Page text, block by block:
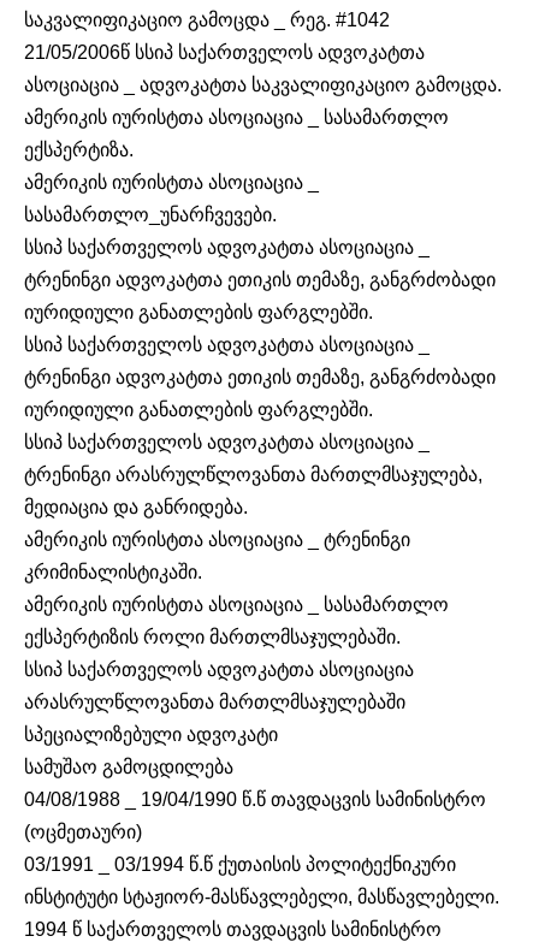
საკვალიფიკაციო გამოცდა _ რეგ. #1042
21/05/2006წ სსიპ საქართველოს ადვოკატთა
ასოციაცია _ ადვოკატთა საკვალიფიკაციო გამოცდა.
ამერიკის იურისტთა ასოციაცია _ სასამართლო
ექსპერტიზა.
ამერიკის იურისტთა ასოციაცია _
სასამართლო_უნარჩვევები.
სსიპ საქართველოს ადვოკატთა ასოციაცია _
ტრენინგი ადვოკატთა ეთიკის თემაზე, განგრძობადი
იურიდიული განათლების ფარგლებში.
სსიპ საქართველოს ადვოკატთა ასოციაცია _
ტრენინგი ადვოკატთა ეთიკის თემაზე, განგრძობადი
იურიდიული განათლების ფარგლებში.
სსიპ საქართველოს ადვოკატთა ასოციაცია _
ტრენინგი არასრულწლოვანთა მართლმსაჯულება,
მედიაცია და განრიდება.
ამერიკის იურისტთა ასოციაცია _ ტრენინგი
კრიმინალისტიკაში.
ამერიკის იურისტთა ასოციაცია _ სასამართლო
ექსპერტიზის როლი მართლმსაჯულებაში.
სსიპ საქართველოს ადვოკატთა ასოციაცია
არასრულწლოვანთა მართლმსაჯულებაში
სპეციალიზებული ადვოკატი
სამუშაო გამოცდილება
04/08/1988 _ 19/04/1990 წ.წ თავდაცვის სამინისტრო
(ოცმეთაური)
03/1991 _ 03/1994 წ.წ ქუთაისის პოლიტექნიკური
ინსტიტუტი სტაჟიორ-მასწავლებელი, მასწავლებელი.
1994 წ საქართველოს თავდაცვის სამინისტრო